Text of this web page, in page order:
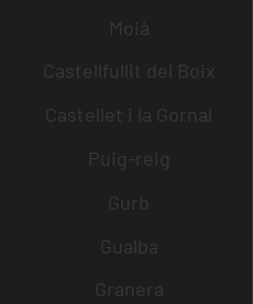
Moià
Castellfullit del Boix
Castellet i la Gornal
Puig-reig
Gurb
Gualba
Granera